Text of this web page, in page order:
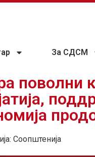
За СДСМ
поволни
Соопштенија